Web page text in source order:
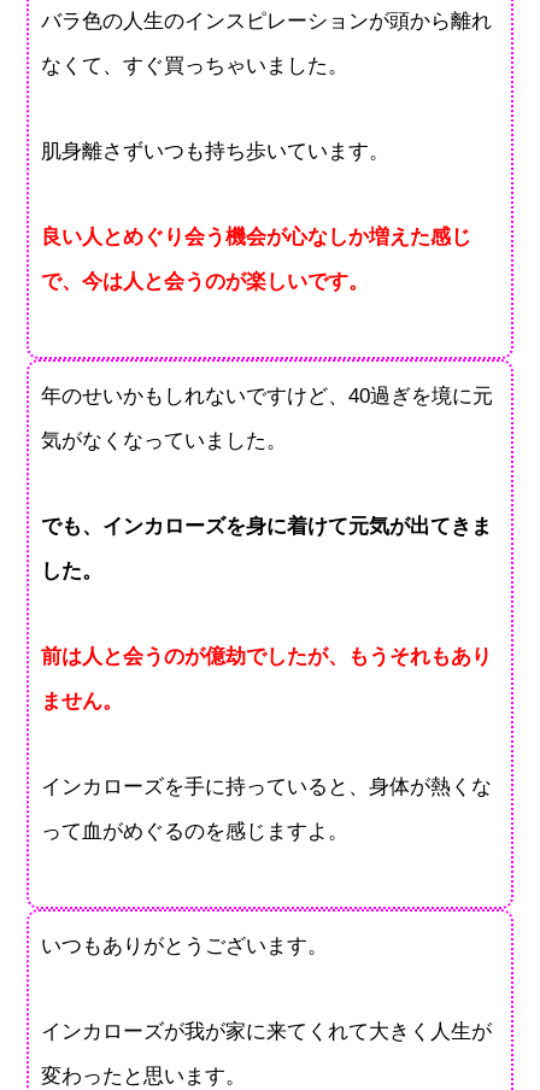
バラ色の人生のインスピレーションが頭から離れ
なくて、すぐ買っちゃいました。
肌身離さずいつも持ち歩いています。
良い人とめぐり会う機会が心なしか増えた感じ
で、今は人と会うのが楽しいです。
年のせいかもしれないですけど、40過ぎを境に元
気がなくなっていました。
でも、インカローズを身に着けて元気が出てきま
した。
前は人と会うのが億劫でしたが、もうそれもあり
ません。
インカローズを手に持っていると、身体が熱くな
って血がめぐるのを感じますよ。
いつもありがとうございます。
インカローズが我が家に来てくれて大きく人生が
変わったと思います。